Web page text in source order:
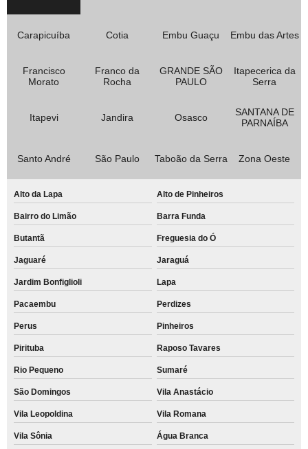
Carapicuíba Cotia Embu Guaçu Embu das Artes
Francisco
Morato
Franco da
Rocha
GRANDE SÃO
PAULO
Itapecerica da
Serra
Itapevi Jandira Osasco
SANTANA DE
PARNAÍBA
Santo André São Paulo Taboão da Serra Zona Oeste
Alto da Lapa Alto de Pinheiros
Bairro do Limão Barra Funda
Butantã Freguesia do Ó
Jaguaré Jaraguá
Jardim Bonfiglioli Lapa
Pacaembu Perdizes
Perus Pinheiros
Pirituba Raposo Tavares
Rio Pequeno Sumaré
São Domingos Vila Anastácio
Vila Leopoldina Vila Romana
Vila Sônia
Água Branca